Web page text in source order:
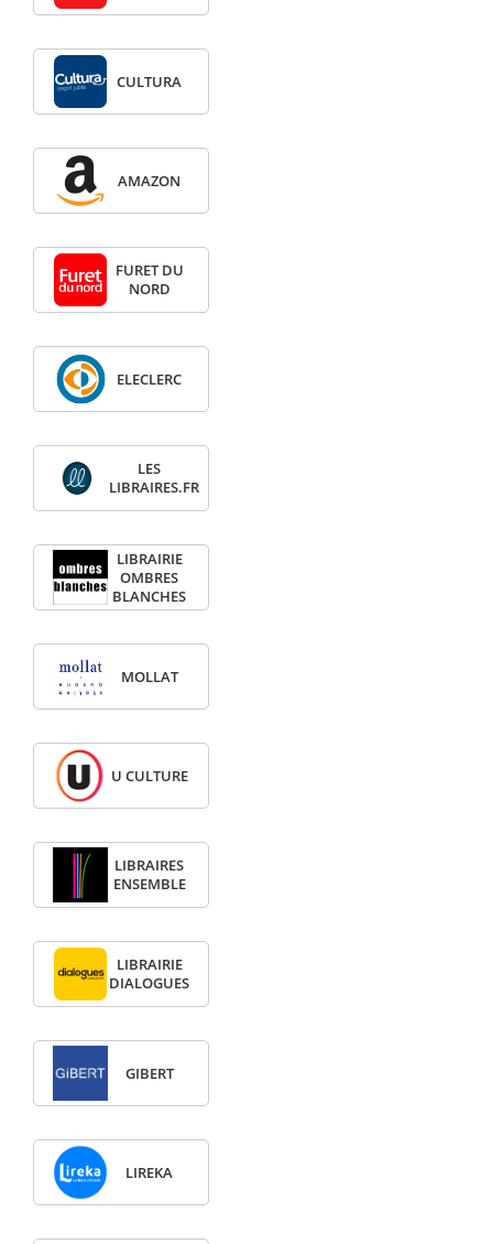
CULTURA
AMAZON
FURET DU
NORD
ELECLERC
LES
LIBRAIRES.FR
LIBRAIRIE
OMBRES
BLANCHES
MOLLAT
U CULTURE
LIBRAIRES
ENSEMBLE
LIBRAIRIE
DIALOGUES
GIBERT
LIREKA